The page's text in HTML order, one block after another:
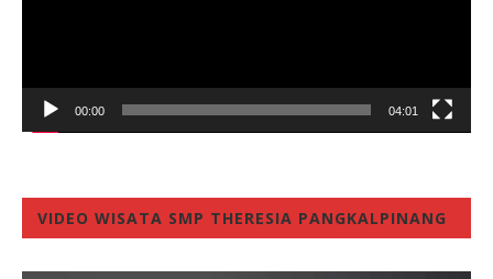
00:00 04:01
VIDEO WISATA SMP THERESIA PANGKALPINANG